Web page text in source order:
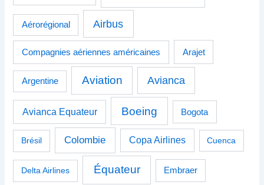
Aérorégional Airbus
Compagnies aériennes américaines Arajet
Argentine Aviation Avianca
Avianca Equateur Boeing Bogota
Brésil Colombie Copa Airlines Cuenca
Delta Airlines Équateur Embraer